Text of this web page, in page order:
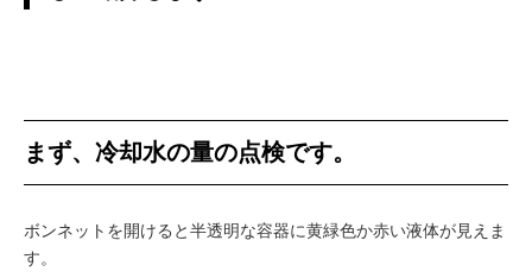
まず、冷却水の量の点検です。
ボンネットを開けると半透明な容器に黄緑色か赤い液体が見えま
す。